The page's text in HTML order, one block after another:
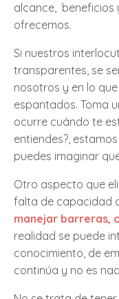
alcance, beneficios
ofrecemos.
Si nuestros
transparentes, se
nosotros y en lo
espantados. Toma
ocurre cuándo te
entiendes?,
puedes imaginar
Otro aspecto que
falta de capacidad
manejar barreras,
realidad se puede
conocimiento, de
continúa y no es